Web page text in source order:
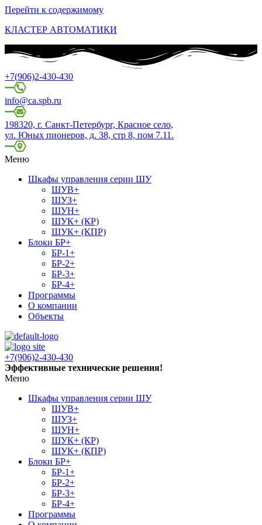
Перейти к содержимому
КЛАСТЕР АВТОМАТИКИ
+7(906)2-430-430
info@ca.spb.ru
198320, г. Санкт-Петербург, Красное село,
ул. Юных пионеров, д. 38, стр 8, пом 7.11.
Меню
Шкафы управления серии ШУ
ШУВ+
ШУЗ+
ШУН+
ШУК+ (КР)
ШУК+ (КПР)
Блоки БР+
БР-1+
БР-2+
БР-3+
БР-4+
Программы
О компании
Объекты
+7(906)2-430-430
Эффективные технические решения!
Меню
Шкафы управления серии ШУ
ШУВ+
ШУЗ+
ШУН+
ШУК+ (КР)
ШУК+ (КПР)
Блоки БР+
БР-1+
БР-2+
БР-3+
БР-4+
Программы